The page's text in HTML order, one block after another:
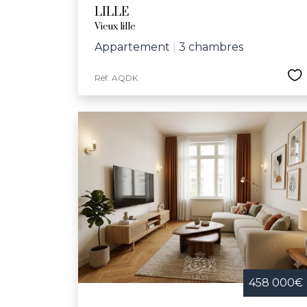
LILLE
Vieux lille
Appartement 3 chambres
Réf. AQDK
458 000€